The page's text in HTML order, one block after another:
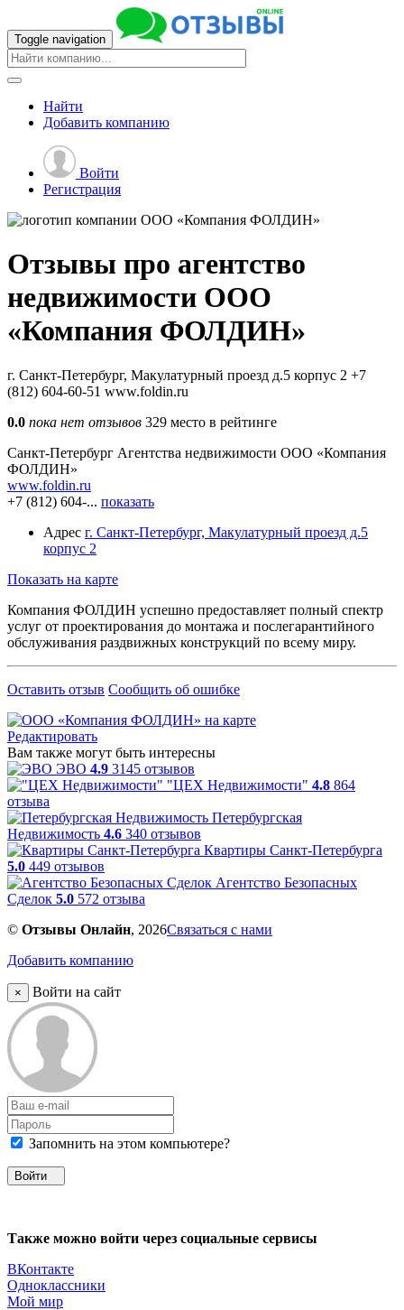
Toggle navigation
Найти
Добавить компанию
Войти
Регистрация
Отзывы про агентство
недвижимости ООО
«Компания ФОЛДИН»
г. Санкт-Петербург, Макулатурный проезд д.5 корпус 2 +7
(812) 604-60-51 www.foldin.ru
0.0 пока нет отзывов 329 место в рейтинге
Санкт-Петербург Агентства недвижимости ООО «Компания
ФОЛДИН»
www.foldin.ru
+7 (812) 604-... показать
Адрес г. Санкт-Петербург, Макулатурный проезд д.5
корпус 2
Показать на карте
Компания ФОЛДИН успешно предоставляет полный спектр
услуг от проектирования до монтажа и послегарантийного
обслуживания раздвижных конструкций по всему миру.
Оставить отзыв Сообщить об ошибке
Редактировать
Вам также могут быть интересны
ЭВО 4.9 3145 отзывов
"ЦЕХ Недвижимости" 4.8 864
отзыва
Петербургская
Недвижимость 4.6 340 отзывов
Квартиры Санкт-Петербурга
5.0 449 отзывов
Агентство Безопасных
Сделок 5.0 572 отзыва
© Отзывы Онлайн, 2026Связаться с нами
Добавить компанию
× Войти на сайт
Запомнить на этом компьютере?
Войти
Также можно войти через социальные сервисы
ВКонтакте
Одноклассники
Мой мир